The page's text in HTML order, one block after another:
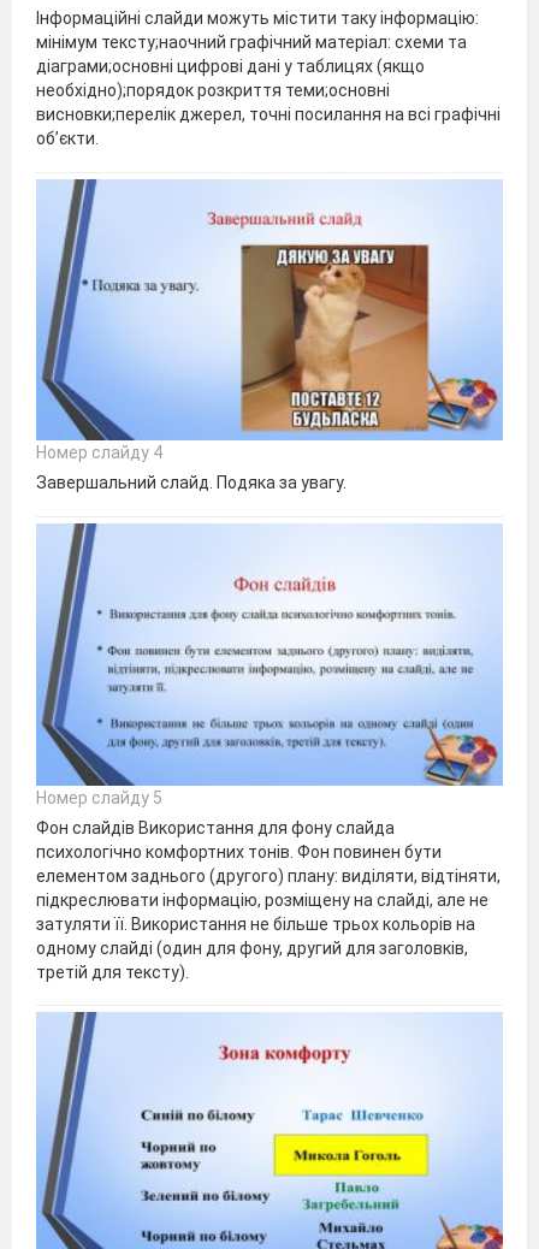
Інформаційні слайди можуть містити таку інформацію:
мінімум тексту;наочний графічний матеріал: схеми та
діаграми;основні цифрові дані у таблицях (якщо
необхідно);порядок розкриття теми;основні
висновки;перелік джерел, точні посилання на всі графічні
об’єкти.
Номер слайду 4
Завершальний слайд. Подяка за увагу.
Номер слайду 5
Фон слайдів Використання для фону слайда
психологічно комфортних тонів. Фон повинен бути
елементом заднього (другого) плану: виділяти, відтіняти,
підкреслювати інформацію, розміщену на слайді, але не
затуляти її. Використання не більше трьох кольорів на
одному слайді (один для фону, другий для заголовків,
третій для тексту).